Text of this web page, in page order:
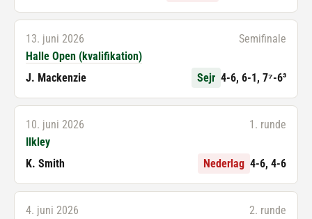
13. juni 2026
Semifinale
Halle Open (kvalifikation)
J. Mackenzie
Sejr 4-6, 6-1, 7⁷-6³
10. juni 2026
1. runde
Ilkley
K. Smith
Nederlag 4-6, 4-6
4. juni 2026
2. runde